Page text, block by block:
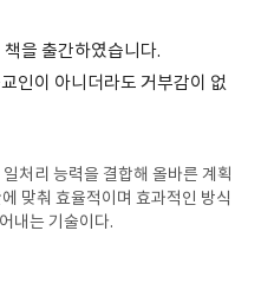
을 출간하였습니다.
인이 아니더라도 거부감이 없
처리 능력을 결합해 올바른 계획
맞춰 효율적이며 효과적인 방식
내는 기술이다.